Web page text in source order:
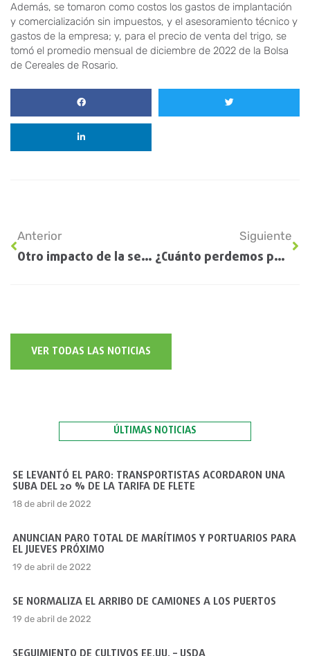
Además, se tomaron como costos los gastos de implantación
y comercialización sin impuestos, y el asesoramiento técnico y
gastos de la empresa; y, para el precio de venta del trigo, se
tomó el promedio mensual de diciembre de 2022 de la Bolsa
de Cereales de Rosario.
Anterior
Otro impacto de la sequía: se derrumbó la siembra aérea de cultivos de servicios
Siguiente
¿Cuánto perdemos por no respetar la propiedad intelectual en soja?
VER TODAS LAS NOTICIAS
ÚLTIMAS NOTICIAS
SE LEVANTÓ EL PARO: TRANSPORTISTAS ACORDARON UNA
SUBA DEL 20 % DE LA TARIFA DE FLETE
18 de abril de 2022
ANUNCIAN PARO TOTAL DE MARÍTIMOS Y PORTUARIOS PARA
EL JUEVES PRÓXIMO
19 de abril de 2022
SE NORMALIZA EL ARRIBO DE CAMIONES A LOS PUERTOS
19 de abril de 2022